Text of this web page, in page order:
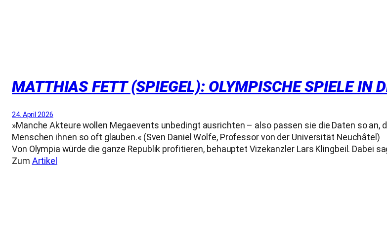
MATTHIAS FETT (SPIEGEL): OLYMPISCHE SPIELE IN
24. April 2026
»Manche Akteure wollen Megaevents unbedingt ausrichten – also passen sie die Daten so
Menschen ihnen so oft glauben.« (Sven Daniel Wolfe, Professor von der Universität Neuchâtel)
Von Olympia würde die ganze Republik profitieren, behauptet Vizekanzler Lars Klingbeil. Dabei
Zum Artikel